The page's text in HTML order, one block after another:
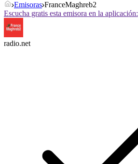
Emisoras FranceMaghreb2
Escucha gratis esta emisora en la aplicación:
radio.net